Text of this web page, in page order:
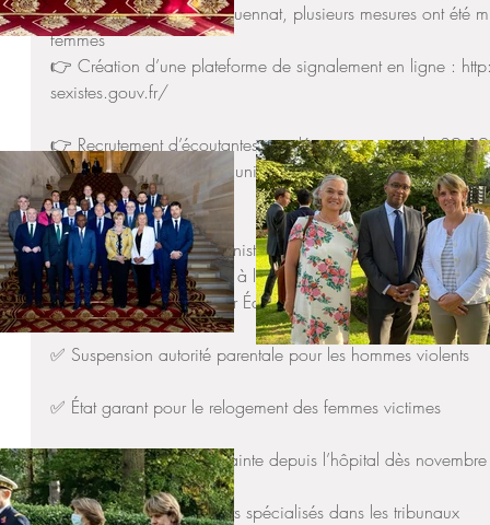
Depuis le début du quinquennat, plusieurs mesures ont été
femmes
👉 Création d’une plateforme de signalement en ligne :
sexistes.gouv.fr/
👉 Recrutement d’écoutantes supplémentaires pour le 39
👉 Campagne de communication en direction des
#NeRienLaisserPasser
👉 Engagement de la ministre Nicole Belloubet de mettre
rapprochement pour tenir à l’écart les hommes violents
4 mesures annoncées par Édouard Philippe
✅ Suspension autorité parentale pour les hommes violents
✅ État garant pour le relogement des femmes victimes
✅ Possibilité de porter plainte depuis l’hôpital dès novembre
✅ Des procureurs référents spécialisés dans les tribunaux